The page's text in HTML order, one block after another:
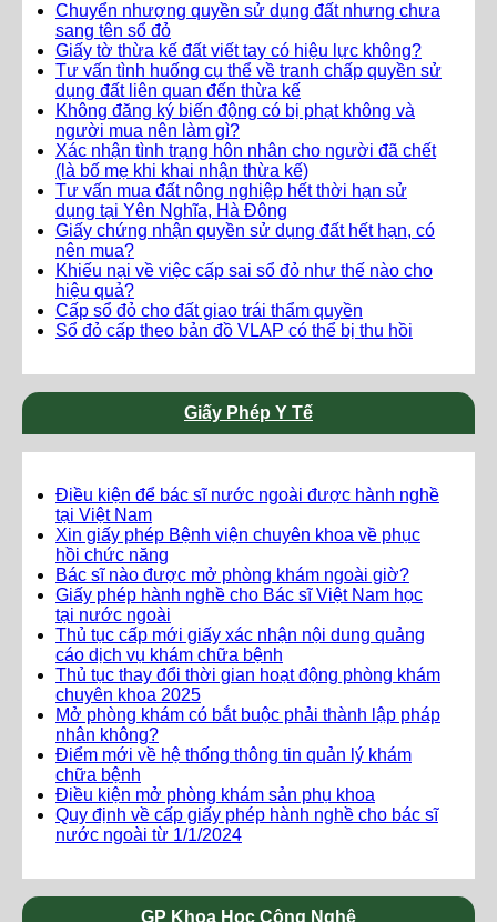
Chuyển nhượng quyền sử dụng đất nhưng chưa
sang tên sổ đỏ
Giấy tờ thừa kế đất viết tay có hiệu lực không?
Tư vấn tình huống cụ thể về tranh chấp quyền sử
dụng đất liên quan đến thừa kế
Không đăng ký biến động có bị phạt không và
người mua nên làm gì?
Xác nhận tình trạng hôn nhân cho người đã chết
(là bố mẹ khi khai nhận thừa kế)
Tư vấn mua đất nông nghiệp hết thời hạn sử
dụng tại Yên Nghĩa, Hà Đông
Giấy chứng nhận quyền sử dụng đất hết hạn, có
nên mua?
Khiếu nại về việc cấp sai sổ đỏ như thế nào cho
hiệu quả?
Cấp sổ đỏ cho đất giao trái thẩm quyền
Sổ đỏ cấp theo bản đồ VLAP có thể bị thu hồi
Giấy Phép Y Tế
Điều kiện để bác sĩ nước ngoài được hành nghề
tại Việt Nam
Xin giấy phép Bệnh viện chuyên khoa về phục
hồi chức năng
Bác sĩ nào được mở phòng khám ngoài giờ?
Giấy phép hành nghề cho Bác sĩ Việt Nam học
tại nước ngoài
Thủ tục cấp mới giấy xác nhận nội dung quảng
cáo dịch vụ khám chữa bệnh
Thủ tục thay đổi thời gian hoạt động phòng khám
chuyên khoa 2025
Mở phòng khám có bắt buộc phải thành lập pháp
nhân không?
Điểm mới về hệ thống thông tin quản lý khám
chữa bệnh
Điều kiện mở phòng khám sản phụ khoa
Quy định về cấp giấy phép hành nghề cho bác sĩ
nước ngoài từ 1/1/2024
GP Khoa Học Công Nghệ